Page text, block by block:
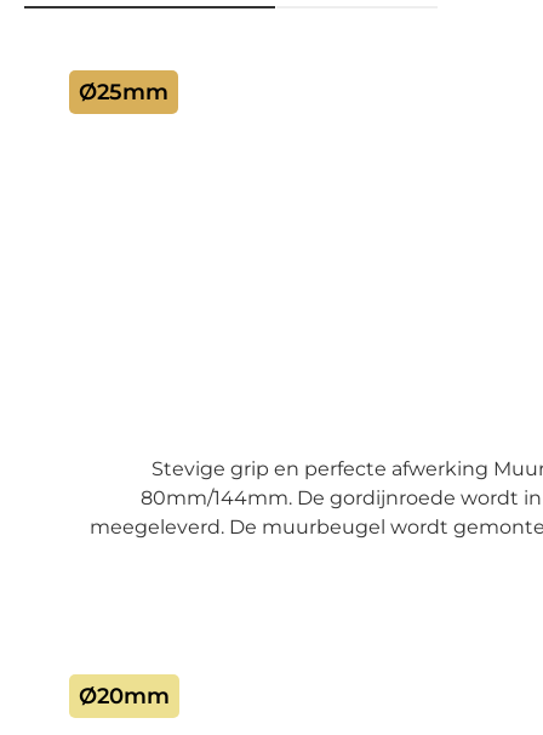
Ø25mm
Stevige grip en perfecte afwerking
80mm/144mm. De gordijnroede wordt
meegeleverd. De muurbeugel wordt
de muurbeugels Wij bevelen een maximale
Voor de montage van de beugels op
Bevestiging van de gordijnroede in hout
Ø20mm